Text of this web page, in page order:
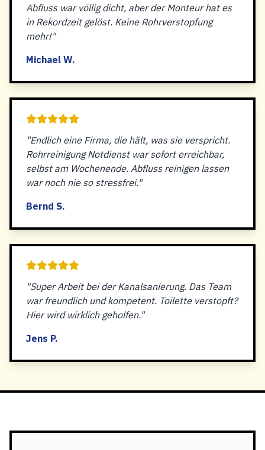
Abfluss war völlig dicht, aber der Monteur hat es
in Rekordzeit gelöst. Keine Rohrverstopfung
mehr!"
Michael W.
"Endlich eine Firma, die hält, was sie verspricht.
Rohrreinigung Notdienst war sofort erreichbar,
selbst am Wochenende. Abfluss reinigen lassen
war noch nie so stressfrei."
Bernd S.
"Super Arbeit bei der Kanalsanierung. Das Team
war freundlich und kompetent. Toilette verstopft?
Hier wird wirklich geholfen."
Jens P.